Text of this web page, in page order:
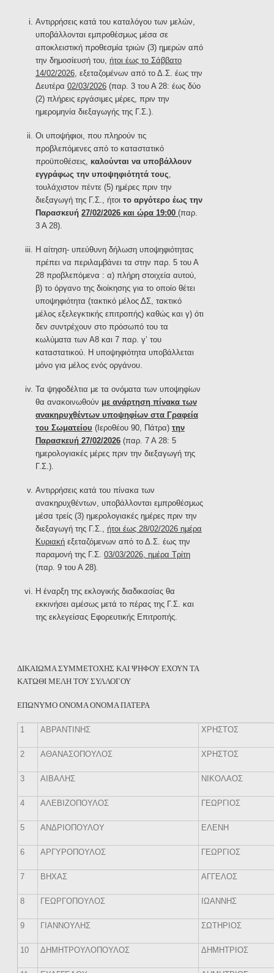
Αντιρρήσεις κατά του καταλόγου των μελών,
υποβάλλονται εμπροθέσμως μέσα σε
αποκλειστική προθεσμία τριών (3) ημερών από
την δημοσίευσή του, ήτοι έως το Σάββατο
14/02/2026, εξεταζομένων από το Δ.Σ. έως την
Δευτέρα 02/03/2026(παρ. 3 του Α 28: έως δύο
(2) πλήρεις εργάσιμες μέρες, πριν την
ημερομηνία διεξαγωγής της Γ.Σ.).
Οι υποψήφιοι, που πληρούν τις
προβλεπόμενες από το καταστατικό
προϋποθέσεις, καλούνται να υποβάλλουν
εγγράφως την υποψηφιότητά τους,
τουλάχιστον πέντε (5) ημέρες πριν την
διεξαγωγή της Γ.Σ., ήτοι το αργότερο έως την
Παρασκευή 27/02/2026 και ώρα 19:00 (παρ.
3 Α 28).
Η αίτηση- υπεύθυνη δήλωση υποψηφιότητας
πρέπει να περιλαμβάνει τα στην παρ. 5 του Α
28 προβλεπόμενα : α) πλήρη στοιχεία αυτού,
β) το όργανο της διοίκησης για το οποίο θέτει
υποψηφιότητα (τακτικό μέλος ΔΣ, τακτικό
μέλος εξελεγκτικής επιτροπής) καθώς και γ) ότι
δεν συντρέχουν στο πρόσωπό του τα
κωλύματα των Α8 και 7 παρ. γ’ του
καταστατικού. Η υποψηφιότητα υποβάλλεται
μόνο για μέλος ενός οργάνου.
Τα ψηφοδέλτια με τα ονόματα των υποψηφίων
θα ανακοινωθούν με ανάρτηση πίνακα των
ανακηρυχθέντων υποψηφίων στα Γραφεία
του Σωματείου (Ιεροθέου 90, Πάτρα) την
Παρασκευή 27/02/2026(παρ. 7 Α 28: 5
ημερολογιακές μέρες πριν την διεξαγωγή της
Γ.Σ.).
Αντιρρήσεις κατά του πίνακα των
ανακηρυχθέντων, υποβάλλονται εμπροθέσμως
μέσα τρείς (3) ημερολογιακές ημέρες πριν την
διεξαγωγή της Γ.Σ., ήτοι έως 28/02/2026 ημέρα
Κυριακήεξεταζόμενων από το Δ.Σ. έως την
παραμονή της Γ.Σ. 03/03/2026, ημέρα Τρίτη
(παρ. 9 του Α 28).
Η έναρξη της εκλογικής διαδικασίας θα
εκκινήσει αμέσως μετά το πέρας της Γ.Σ. και
της εκλεγείσας Εφορευτικής Επιτροπής.
ΔΙΚΑΙΩΜΑ ΣΥΜΜΕΤΟΧΗΣ ΚΑΙ ΨΗΦΟΥ ΕΧΟΥΝ ΤΑ
ΚΑΤΩΘΙ ΜΕΛΗ ΤΟΥ ΣΥΛΛΟΓΟΥ
ΕΠΩΝΥΜΟ ΟΝΟΜΑ ΟΝΟΜΑ ΠΑΤΕΡΑ
1 ΑΒΡΑΝΤΙΝΗΣ ΧΡΗΣΤΟΣ
2 ΑΘΑΝΑΣΟΠΟΥΛΟΣ ΧΡΗΣΤΟΣ
3 ΑΙΒΑΛΗΣ ΝΙΚΟΛΑΟΣ
4 ΑΛΕΒΙΖΟΠΟΥΛΟΣ ΓΕΩΡΓΙΟΣ
5 ΑΝΔΡΙΟΠΟΥΛΟΥ ΕΛΕΝΗ
6 ΑΡΓΥΡΟΠΟΥΛΟΣ ΓΕΩΡΓΙΟΣ
7 ΒΗΧΑΣ ΑΓΓΕΛΟΣ
8 ΓΕΩΡΓΟΠΟΥΛΟΣ ΙΩΑΝΝΗΣ
9 ΓΙΑΝΝΟΥΛΗΣ ΣΩΤΗΡΙΟΣ
10 ΔΗΜΗΤΡΟΥΛΟΠΟΥΛΟΣ ΔΗΜΗΤΡΙΟΣ